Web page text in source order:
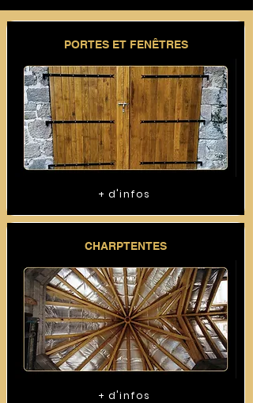
PORTES ET FENÊTRES
+ d'infos
CHARPTENTES
+ d'infos